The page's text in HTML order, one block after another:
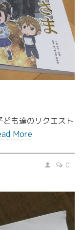
も達のリクエスト
More
0